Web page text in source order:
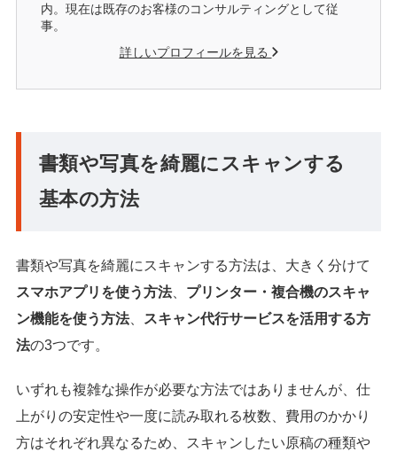
内。現在は既存のお客様のコンサルティングとして従
事。
詳しいプロフィールを見る
書類や写真を綺麗にスキャンする
基本の方法
書類や写真を綺麗にスキャンする方法は、大きく分けて
スマホアプリを使う方法、 プリンター・複合機のスキャ
ン機能を使う方法、
スキャン代行サービスを活用する方
法の3つです。
いずれも複雑な操作が必要な方法ではありませんが、仕
上がりの安定性や一度に読み取れる枚数、費用のかかり
方はそれぞれ異なるため、スキャンしたい原稿の種類や